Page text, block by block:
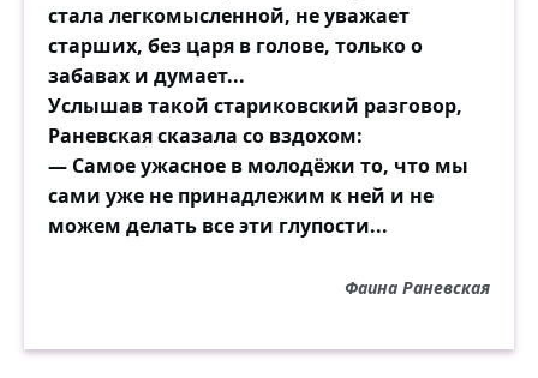
стала легкомысленной, не уважает
старших, без царя в голове, только о
забавах и думает...
Услышав такой стариковский разговор,
Раневская сказала со вздохом:
— Самое ужасное в молодёжи то, что мы
сами уже не принадлежим к ней и не
можем делать все эти глупости...
Фаина Раневская